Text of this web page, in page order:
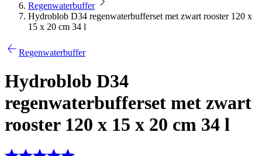
Regenwaterbuffer
Hydroblob D34 regenwaterbufferset met zwart rooster 120 x
15 x 20 cm 34 l
Regenwaterbuffer
Hydroblob D34
regenwaterbufferset met zwart
rooster 120 x 15 x 20 cm 34 l